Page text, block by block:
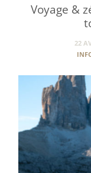
Voyage &
22